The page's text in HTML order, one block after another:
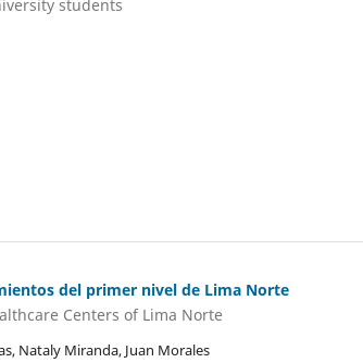
students
del primer nivel de Lima Norte
Centers of Lima Norte
Nataly Miranda, Juan Morales